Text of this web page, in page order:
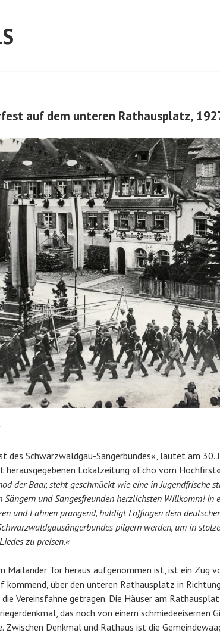
auf dem unteren Rathausplatz,
des Schwarzwaldgau-Sängerbundes«, lautet am 30.
Lokalzeitung »Echo vom
der Baar, steht geschmückt wie eine in Jugendfrische
Sängern und Sangesfreunden herzlichsten Willkomm! In
und Fahnen prangend, huldigt Löffingen dem
pilgern werden, um in
zu preisen.«
Mailänder Tor heraus aufgenommen ist, ist ein Zug
kommend, über den unteren Rathausplatz in
die Vereinsfahne getragen. Die Häuser am
das noch von einem schmiedeeisernen
Denkmal und Rathaus ist die